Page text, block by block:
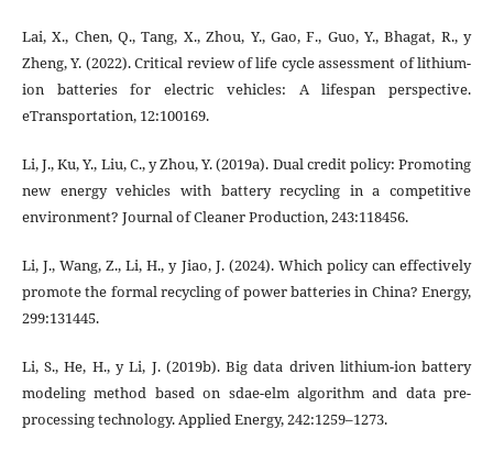
Lai, X., Chen, Q., Tang, X., Zhou, Y., Gao, F., Guo, Y., Bhagat, R., y
Zheng, Y. (2022). Critical review of life cycle assessment of lithium-
ion batteries for electric vehicles: A lifespan perspective.
eTransportation, 12:100169.
Li, J., Ku, Y., Liu, C., y Zhou, Y. (2019a). Dual credit policy: Promoting
new energy vehicles with battery recycling in a competitive
environment? Journal of Cleaner Production, 243:118456.
Li, J., Wang, Z., Li, H., y Jiao, J. (2024). Which policy can effectively
promote the formal recycling of power batteries in China? Energy,
299:131445.
Li, S., He, H., y Li, J. (2019b). Big data driven lithium-ion battery
modeling method based on sdae-elm algorithm and data pre-
processing technology. Applied Energy, 242:1259–1273.